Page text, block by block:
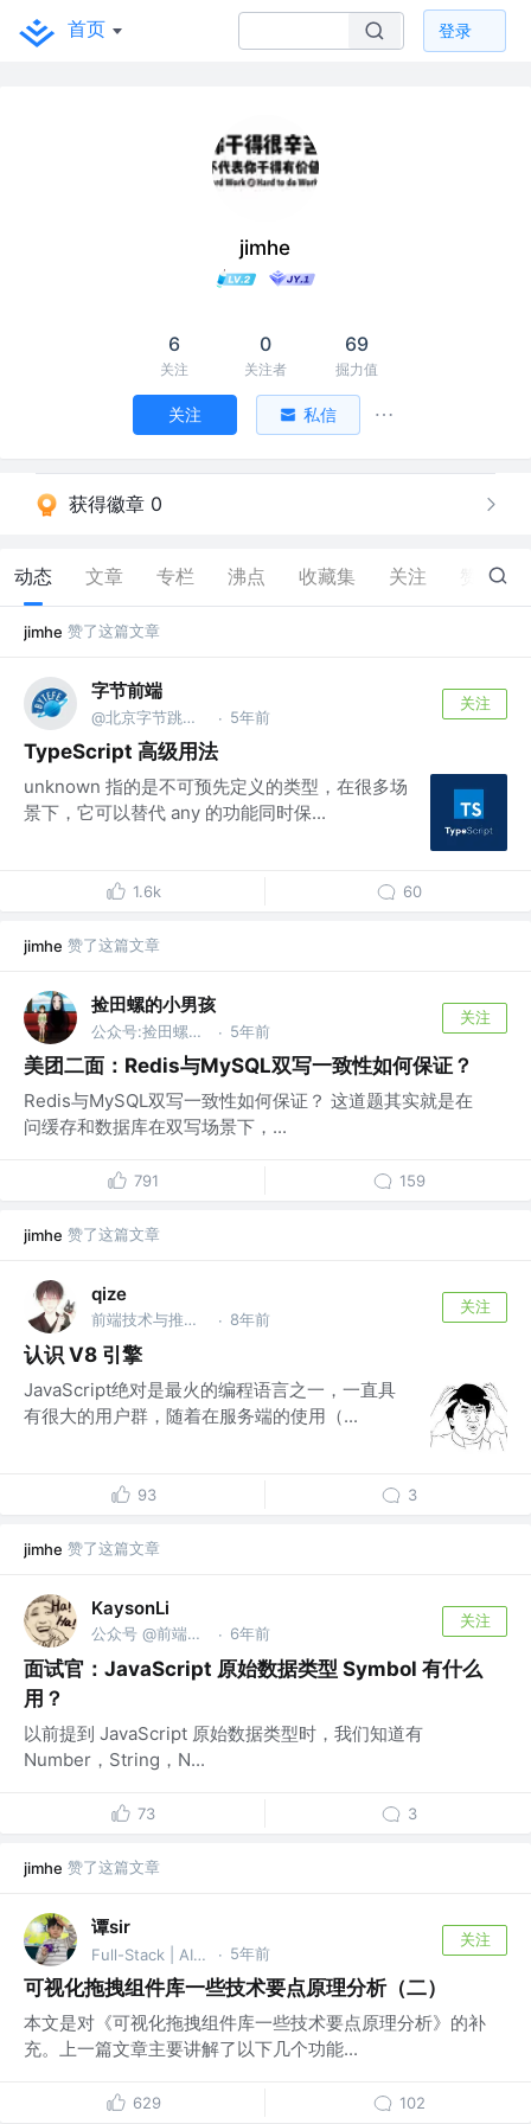
首页 登录
jimhe
6
关注
0
关注者
69
掘力值
关注 私信
获得徽章 0
动态 文章 专栏 沸点 收藏集 关注 147
jimhe 赞了这篇文章
字节前端
@北京字节跳动网络技术有限公司 · 5年前
关注
TypeScript 高级用法
unknown 指的是不可预先定义的类型，在很多场
景下，它可以替代 any 的功能同时保...
1.6k 60
jimhe 赞了这篇文章
捡田螺的小男孩
公众号:捡田螺的小男孩 · 5年前
关注
美团二面：Redis与MySQL双写一致性如何保证？
Redis与MySQL双写一致性如何保证？ 这道题其实就是在
问缓存和数据库在双写场景下，...
791 159
jimhe 赞了这篇文章
qize
前端技术与推广工程师 @某独角兽 · 8年前
关注
认识 V8 引擎
JavaScript绝对是最火的编程语言之一，一直具
有很大的用户群，随着在服务端的使用（...
93 3
jimhe 赞了这篇文章
KaysonLi
公众号 @前端之窗 · 6年前
关注
面试官：JavaScript 原始数据类型 Symbol 有什么
用？
以前提到 JavaScript 原始数据类型时，我们知道有
Number，String，N...
73 3
jimhe 赞了这篇文章
谭sir
Full-Stack | AI Agent · 5年前
关注
可视化拖拽组件库一些技术要点原理分析（二）
本文是对《可视化拖拽组件库一些技术要点原理分析》的补
充。上一篇文章主要讲解了以下几个功能...
629 102